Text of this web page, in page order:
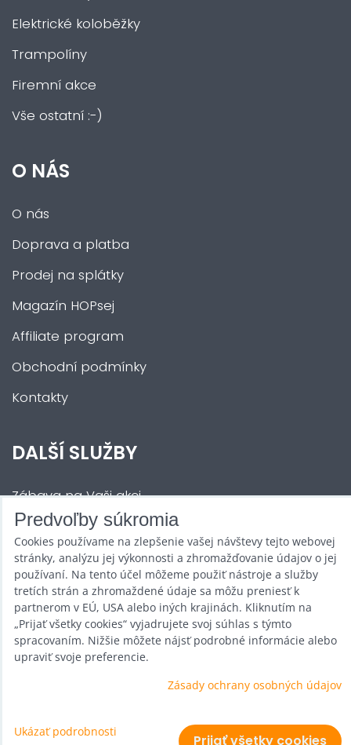
Elektrické koloběžky
Trampolíny
Firemní akce
Vše ostatní :-)
O NÁS
O nás
Doprava a platba
Prodej na splátky
Magazín HOPsej
Affiliate program
Obchodní podmínky
Kontakty
DALŠÍ SLUŽBY
Zábava na Vaši akci
Půjčovna
Promotéři
Kurzy a setkání
Velkoobchod
Nabídka práce
Zásady ochrany osobných údajov
Predvoľby súkromia
Cookies používame na zlepšenie vašej návštevy tejto webovej
stránky, analýzu jej výkonnosti a zhromažďovanie údajov o jej
používaní. Na tento účel môžeme použiť nástroje a služby
tretích strán a zhromaždené údaje sa môžu preniesť k
partnerom v EÚ, USA alebo iných krajinách. Kliknutím na
„Prijať všetky cookies“ vyjadrujete svoj súhlas s týmto
spracovaním. Nižšie môžete nájsť podrobné informácie alebo
upraviť svoje preferencie.
Zásady ochrany osobných údajov
Ukázať podrobnosti
Prijať všetky cookies